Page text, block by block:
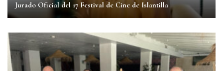
Jurado Oficial del 17 Festival de Cine de Islantilla